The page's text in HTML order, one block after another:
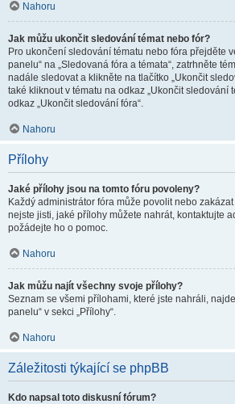
Nahoru
Jak můžu ukončit sledování témat nebo fór?
Pro ukončení sledování tématu nebo fóra přejděte
panelu“ na „Sledovaná fóra a témata“, zatrhněte
nadále sledovat a klikněte na tlačítko „Ukončit
také kliknout v tématu na odkaz „Ukončit sledování
odkaz „Ukončit sledování fóra“.
Nahoru
Přílohy
Jaké přílohy jsou na tomto fóru povoleny?
Každý administrátor fóra může povolit nebo
nejste jisti, jaké přílohy můžete nahrát, kontaktujte
požádejte ho o pomoc.
Nahoru
Jak můžu najít všechny svoje přílohy?
Seznam se všemi přílohami, které jste nahráli,
panelu“ v sekci „Přílohy“.
Nahoru
Záležitosti týkající se phpBB
Kdo napsal toto diskusní fórum?